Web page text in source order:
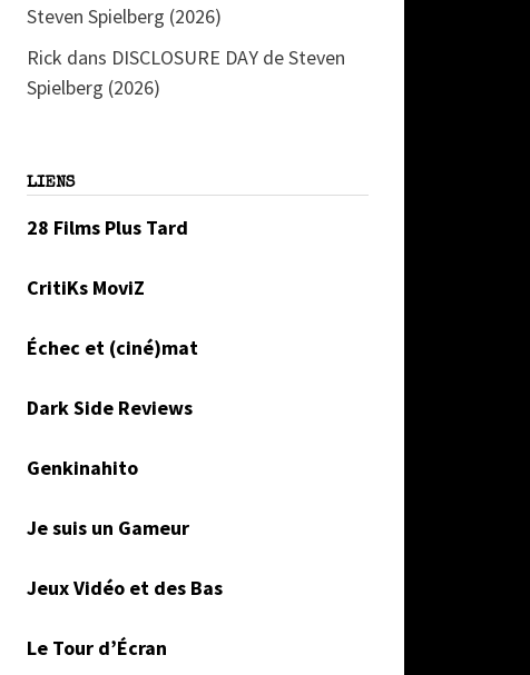
Steven Spielberg (2026)
Rick dans DISCLOSURE DAY de Steven
Spielberg (2026)
LIENS
28 Films Plus Tard
CritiKs MoviZ
Échec et (ciné)mat
Dark Side Reviews
Genkinahito
Je suis un Gameur
Jeux Vidéo et des Bas
Le Tour d’Écran